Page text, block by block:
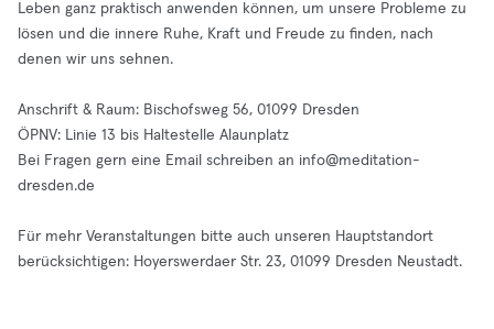
Leben ganz praktisch anwenden können, um unsere Probleme zu
lösen und die innere Ruhe, Kraft und Freude zu finden, nach
denen wir uns sehnen.
Anschrift & Raum: Bischofsweg 56, 01099 Dresden
ÖPNV: Linie 13 bis Haltestelle Alaunplatz
Bei Fragen gern eine Email schreiben an info@meditation-
dresden.de
Für mehr Veranstaltungen bitte auch unseren Hauptstandort
berücksichtigen: Hoyerswerdaer Str. 23, 01099 Dresden Neustadt.